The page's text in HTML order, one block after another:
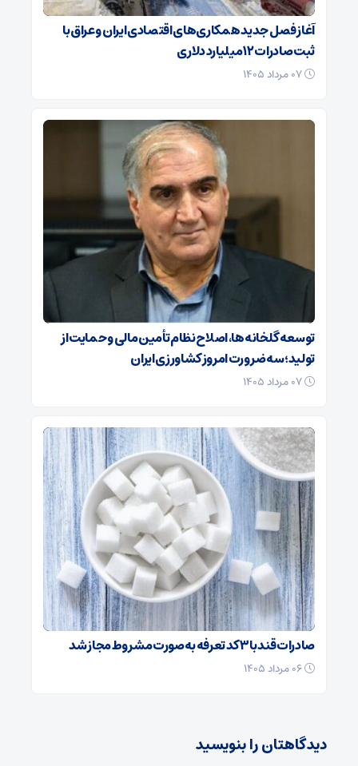
آغاز فصل جدید همکاری‌های اقتصادی ایران و عراق با
ثبت صادرات ۱۲ میلیارد دلاری
توسعه گلخانه‌ها، اصلاح نظام تأمین مالی و حمایت از
تولید؛ سه ضرورت امروز کشاورزی ایران
صادرات قند با ۳ کد تعرفه به‌صورت مشروط مجاز شد
دیدگاهتان را بنویسید